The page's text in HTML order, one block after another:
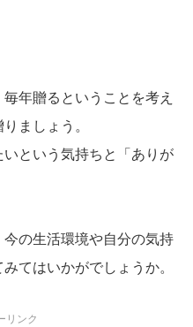
年贈るということを考え
ましょう。
という気持ちと「ありが
の生活環境や自分の気持
てはいかがでしょうか。
リンク